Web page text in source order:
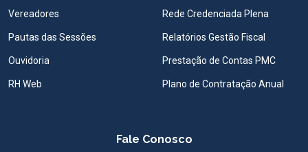
Vereadores
Pautas das Sessões
Ouvidoria
RH Web
Rede Credenciada Plena
Relatórios Gestão Fiscal
Prestação de Contas PMC
Plano de Contratação Anual
Fale Conosco